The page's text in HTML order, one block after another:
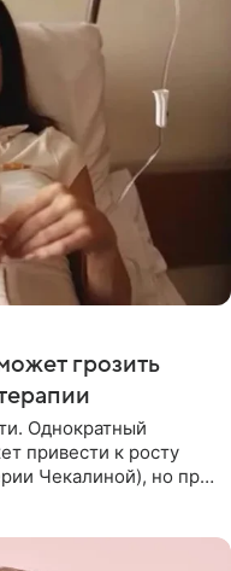
грозить
Однократный
привести к росту
Чекалиной), но при